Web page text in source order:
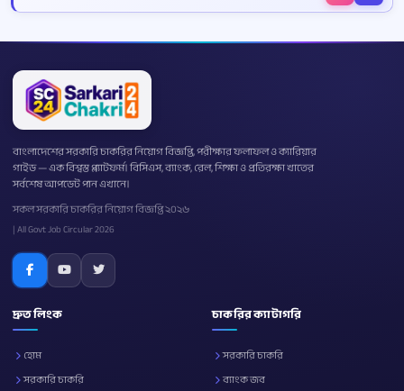
বাংলাদেশের সরকারি চাকরির নিয়োগ বিজ্ঞপ্তি, পরীক্ষার ফলাফল ও ক্যারিয়ার
গাইড — এক বিশ্বস্ত প্ল্যাটফর্ম। বিসিএস, ব্যাংক, রেল, শিক্ষা ও প্রতিরক্ষা খাতের
সর্বশেষ আপডেট পান এখানে।
সকল সরকারি চাকরির নিয়োগ বিজ্ঞপ্তি ২০২৬
| All Govt Job Circular 2026
দ্রুত লিংক
হোম
সরকারি চাকরি
চাকরির ক্যাটাগরি
সরকারি চাকরি
ব্যাংক জব